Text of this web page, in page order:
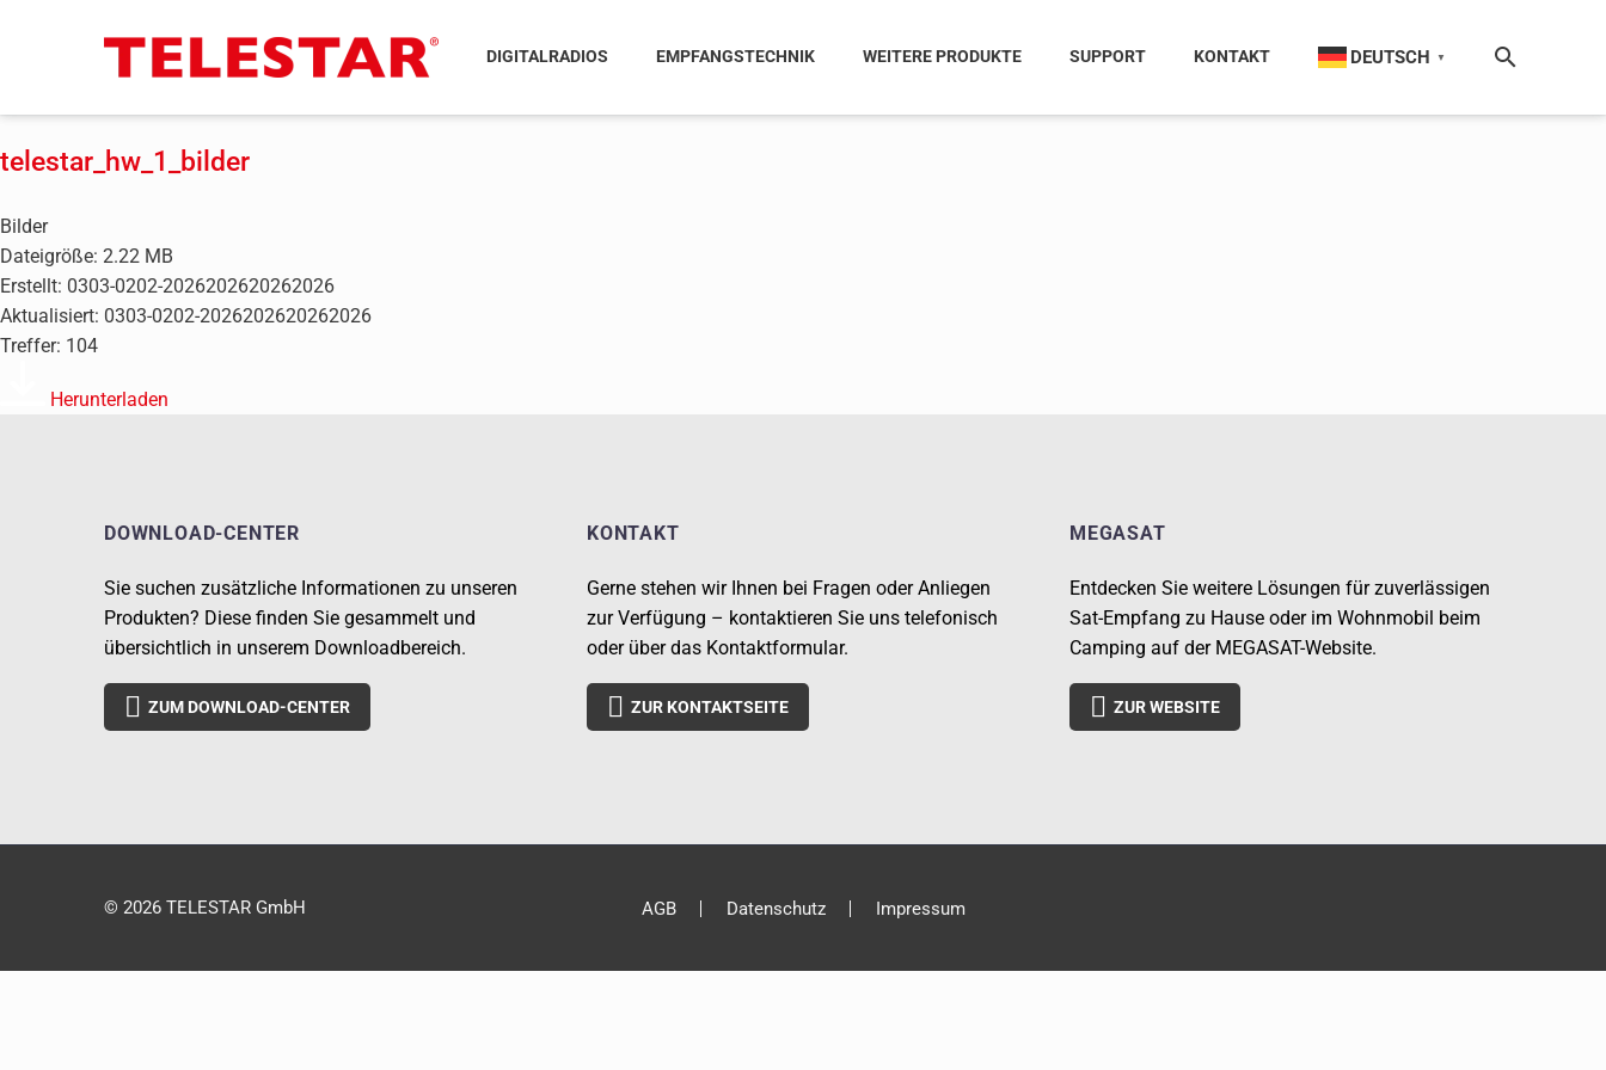
DIGITALRADIOS EMPFANGSTECHNIK WEITERE PRODUKTE SUPPORT KONTAKT DEUTSCH ▼
telestar_hw_1_bilder
Bilder
Dateigröße: 2.22 MB
Erstellt: 0303-0202-2026202620262026
Aktualisiert: 0303-0202-2026202620262026
Treffer: 104
Herunterladen
DOWNLOAD-CENTER
Sie suchen zusätzliche Informationen zu unseren
Produkten? Diese finden Sie gesammelt und
übersichtlich in unserem Downloadbereich.
 ZUM DOWNLOAD-CENTER
KONTAKT
Gerne stehen wir Ihnen bei Fragen oder Anliegen
zur Verfügung – kontaktieren Sie uns telefonisch
oder über das Kontaktformular.
 ZUR KONTAKTSEITE
MEGASAT
Entdecken Sie weitere Lösungen für zuverlässigen
Sat-Empfang zu Hause oder im Wohnmobil beim
Camping auf der MEGASAT-Website.
 ZUR WEBSITE
AGB Datenschutz Impressum
© 2026 TELESTAR GmbH